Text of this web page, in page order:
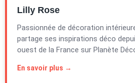
Lilly Rose
Passionnée de décoration
partage ses inspirations déco
ouest de la France sur Planète
En savoir plus →